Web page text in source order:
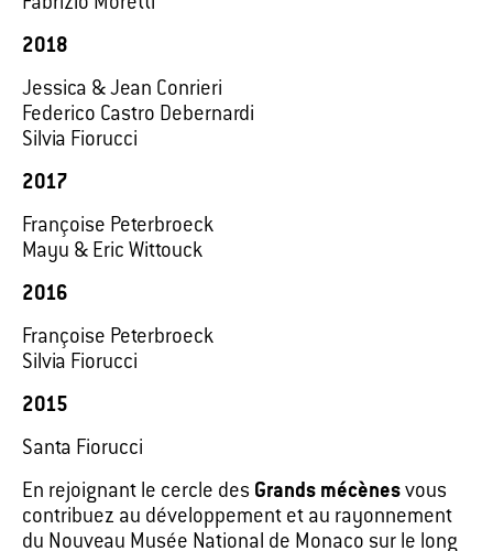
Fabrizio Moretti
2018
Jessica & Jean Conrieri
Federico Castro Debernardi
Silvia Fiorucci
2017
Françoise Peterbroeck
Mayu & Eric Wittouck
2016
Françoise Peterbroeck
Silvia Fiorucci
2015
Santa Fiorucci
En rejoignant le cercle des Grands mécènes vous
contribuez au développement et au rayonnement
du Nouveau Musée National de Monaco sur le long